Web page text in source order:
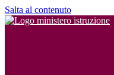
Salta al contenuto